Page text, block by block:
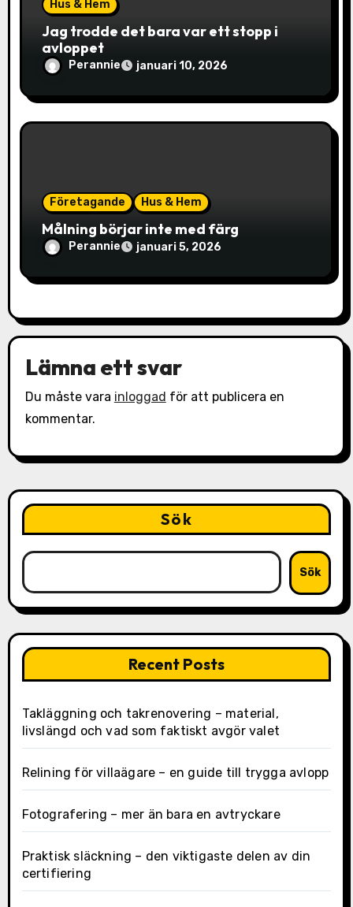
Hus & Hem
Jag trodde det bara var ett stopp i
avloppet
Perannie januari 10, 2026
Företagande Hus & Hem
Målning börjar inte med färg
Perannie januari 5, 2026
Lämna ett svar
Du måste vara inloggad för att publicera en
kommentar.
Sök
Sök
Recent Posts
Takläggning och takrenovering – material,
livslängd och vad som faktiskt avgör valet
Relining för villaägare – en guide till trygga avlopp
Fotografering – mer än bara en avtryckare
Praktisk släckning – den viktigaste delen av din
certifiering